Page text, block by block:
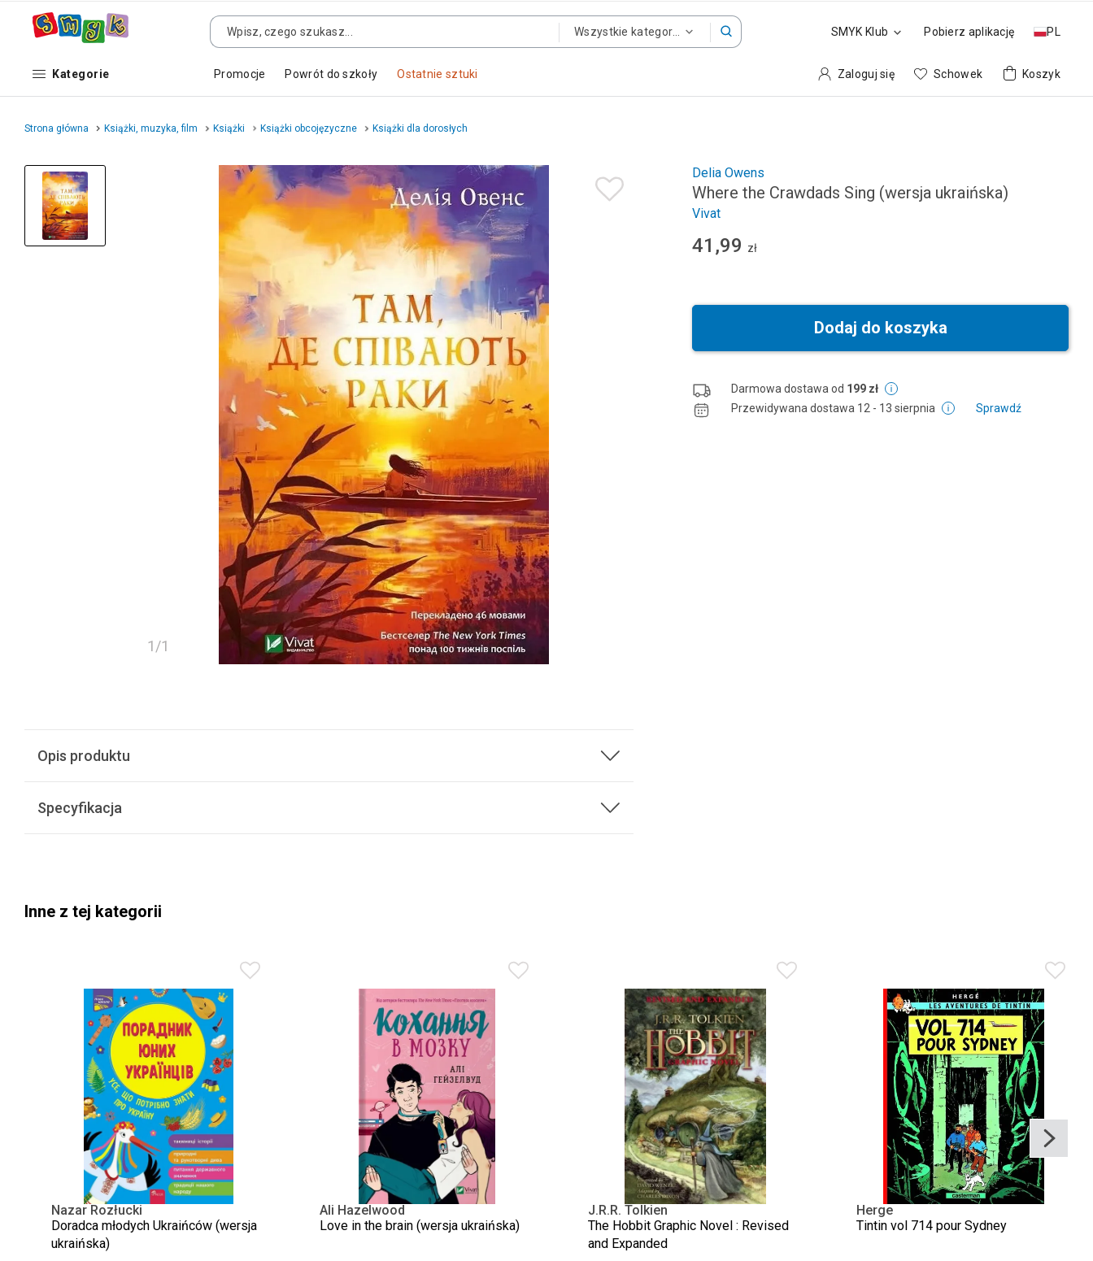
SMYK Klub Pobierz aplikację PL
Kategorie Promocje Powrót do szkoły Ostatnie sztuki Zaloguj się Schowek Koszyk
Strona główna Książki, muzyka, film Książki Książki obcojęzyczne Książki dla dorosłych
1/1
Opis produktu
Specyfikacja
Delia Owens
Where the Crawdads Sing (wersja ukraińska)
Vivat
41,99 zł
Dodaj do koszyka
Darmowa dostawa od 199 zł
Przewidywana dostawa 12 - 13 sierpnia Sprawdź
Inne z tej kategorii
Nazar Rozłucki
Doradca młodych Ukraińców (wersja
ukraińska)
Ali Hazelwood
Love in the brain (wersja ukraińska)
J.R.R. Tolkien
The Hobbit Graphic Novel : Revised
and Expanded
Herge
Tintin vol 714 pour Sydney